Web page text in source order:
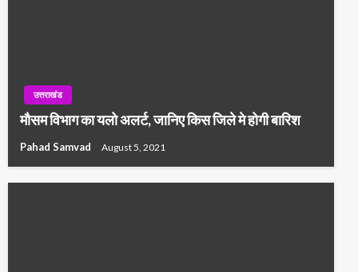
उत्तराखंड
मौसम विभाग का यलो अलर्ट, जानिए किस जिले मे होगी बारिश
Pahad Samvad August 5, 2021